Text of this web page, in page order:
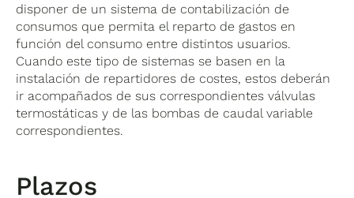
disponer de un sistema de contabilización de
consumos que permita el reparto de gastos en
función del consumo entre distintos usuarios.
Cuando este tipo de sistemas se basen en la
instalación de repartidores de costes, estos deberán
ir acompañados de sus correspondientes válvulas
termostáticas y de las bombas de caudal variable
correspondientes.
Plazos